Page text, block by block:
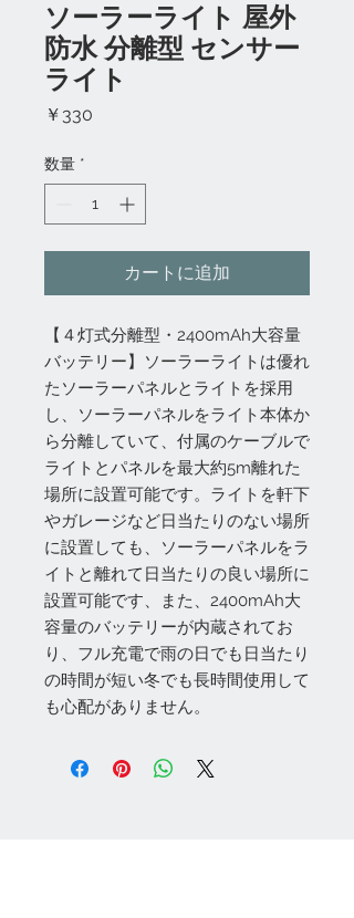
ソーラーライト 屋外
防水 分離型 センサー
ライト
￥330
数量 *
カートに追加
【４灯式分離型・2400mAh大容量
バッテリー】ソーラーライトは優れ
たソーラーパネルとライトを採用
し、ソーラーパネルをライト本体か
ら分離していて、付属のケーブルで
ライトとパネルを最大約5m離れた
場所に設置可能です。ライトを軒下
やガレージなど日当たりのない場所
に設置しても、ソーラーパネルをラ
イトと離れて日当たりの良い場所に
設置可能です、また、2400mAh大
容量のバッテリーが内蔵されてお
り、フル充電で雨の日でも日当たり
の時間が短い冬でも長時間使用して
も心配がありません。